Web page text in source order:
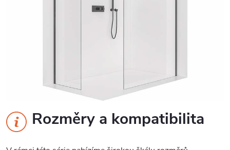
Rozměry a kompatibilita